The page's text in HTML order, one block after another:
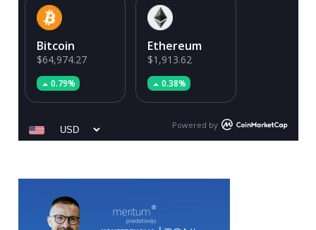
Bitcoin
$64,974.27
0.79%
Ethereum
$1,913.62
0.38%
Powered by